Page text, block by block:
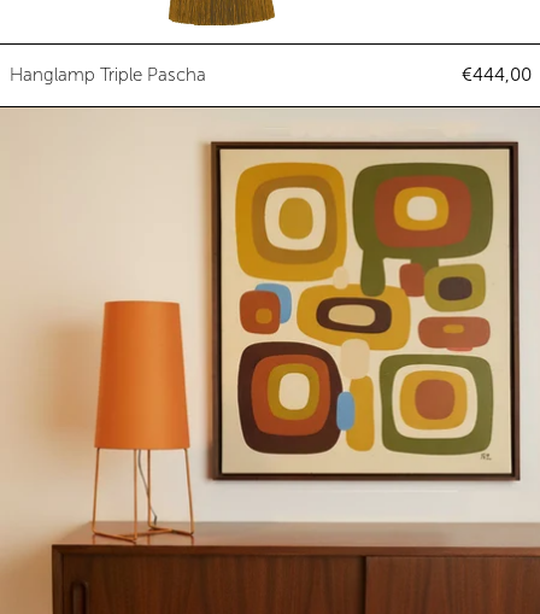
Hanglamp Triple Pascha
€444,00